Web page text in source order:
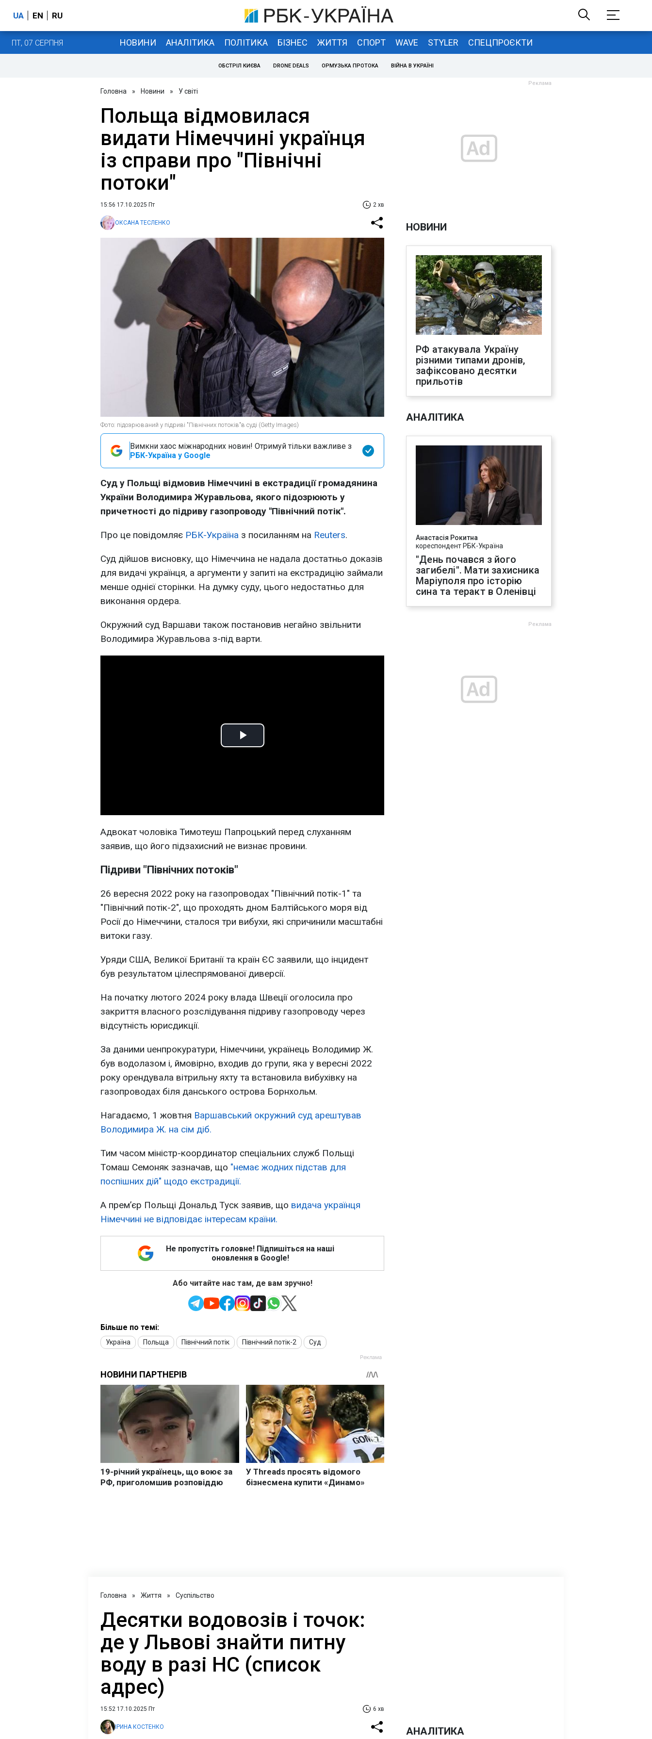
UA EN RU
ПТ, 07 СЕРПНЯ НОВИНИ АНАЛІТИКА ПОЛІТИКА БІЗНЕС ЖИТТЯ СПОРТ WAVE STYLER СПЕЦПРОЄКТИ
ОБСТРІЛ КИЄВА DRONE DEALS ОРМУЗЬКА ПРОТОКА ВІЙНА В УКРАЇНІ
Головна » Новини » У світі
Польща відмовилася
видати Німеччині українця
із справи про "Північні
потоки"
15:56 17.10.2025 Пт 2 хв
ОКСАНА ТЕСЛЕНКО
Фото: підозрюваний у підриві "Північних потоків"в суді (Getty Images)
Вимкни хаос міжнародних новин! Отримуй тільки важливе з
РБК-Україна у Google
Суд у Польщі відмовив Німеччині в екстрадиції громадянина
України Володимира Журавльова, якого підозрюють у
причетності до підриву газопроводу "Північний потік".
Про це повідомляє РБК-Україна з посиланням на Reuters.
Суд дійшов висновку, що Німеччина не надала достатньо доказів
для видачі українця, а аргументи у запиті на екстрадицію займали
менше однієї сторінки. На думку суду, цього недостатньо для
виконання ордера.
Окружний суд Варшави також постановив негайно звільнити
Володимира Журавльова з-під варти.
Play
Адвокат чоловіка Тимотеуш Папроцький перед слуханням
заявив, що його підзахисний не визнає провини.
Підриви "Північних потоків"
26 вересня 2022 року на газопроводах "Північний потік-1" та
"Північний потік-2", що проходять дном Балтійського моря від
Росії до Німеччини, сталося три вибухи, які спричинили масштабні
витоки газу.
Уряди США, Великої Британії та країн ЄС заявили, що інцидент
був результатом цілеспрямованої диверсії.
На початку лютого 2024 року влада Швеції оголосила про
закриття власного розслідування підриву газопроводу через
відсутність юрисдикції.
За даними uенпрокуратури, Німеччини, українець Володимир Ж.
був водолазом і, ймовірно, входив до групи, яка у вересні 2022
року орендувала вітрильну яхту та встановила вибухівку на
газопроводах біля данського острова Борнхольм.
Нагадаємо, 1 жовтня Варшавський окружний суд арештував
Володимира Ж. на сім діб.
Тим часом міністр-координатор спеціальних служб Польщі
Томаш Семоняк зазначав, що "немає жодних підстав для
поспішних дій" щодо екстрадиції.
А прем’єр Польщі Дональд Туск заявив, що видача українця
Німеччині не відповідає інтересам країни.
Не пропустіть головне! Підпишіться на наші
оновлення в Google!
Або читайте нас там, де вам зручно!
Більше по темі:
Україна Польща Північний потік Північний потік-2 Суд
НОВИНИ
РФ атакувала Україну
різними типами дронів,
зафіксовано десятки
прильотів
АНАЛІТИКА
Анастасія Рокитна
кореспондент РБК-Україна
"День почався з його
загибелі". Мати захисника
Маріуполя про історію
сина та теракт в Оленівці
Головна » Життя » Суспільство
Десятки водовозів і точок:
де у Львові знайти питну
воду в разі НС (список
адрес)
15:52 17.10.2025 Пт 6 хв
ІРИНА КОСТЕНКО АНАЛІТИКА